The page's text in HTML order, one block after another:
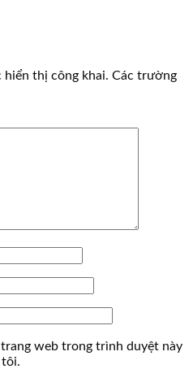
hiển thị công khai. Các trường
web trong trình duyệt này
tôi.